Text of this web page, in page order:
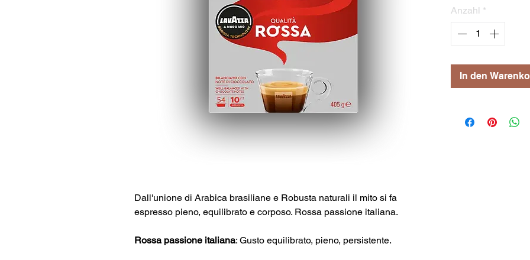
Dall'unione di Arabica brasiliane e Robusta naturali il mito si fa
espresso pieno, equilibrato e corposo. Rossa passione italiana.
Rossa passione italiana: Gusto equilibrato, pieno, persistente.
Anzahl *
In den